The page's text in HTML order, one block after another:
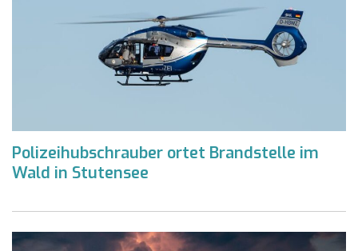
Polizeihubschrauber ortet Brandstelle im
Wald in Stutensee